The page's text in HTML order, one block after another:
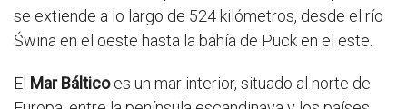
se extiende a lo largo de 524 kilómetros, desde el río
Świna en el oeste hasta la bahía de Puck en el este.
El Mar Bálticoes un mar interior, situado al norte de